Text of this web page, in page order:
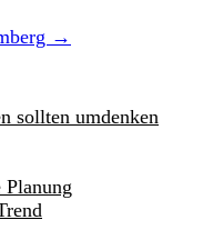
→
sollten umdenken